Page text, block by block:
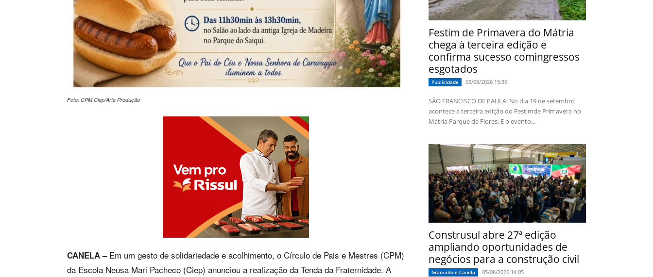
Foto: CPM Ciep/Arte Produção
CANELA – Em um gesto de solidariedade e acolhimento, o Círculo de Pais e Mestres (CPM)
da Escola Neusa Mari Pacheco (Ciep) anunciou a realização da Tenda da Fraternidade. A
Festim de Primavera do Mátria
chega à terceira edição e
confirma sucesso comingressos
esgotados
Publicidade 05/08/2026 15:36
SÃO FRANCISCO DE PAULA: No dia 19 de setembro
acontece a terceira edição do Festimde Primavera no
Mátria Parque de Flores. E o evento...
Construsul abre 27ª edição
ampliando oportunidades de
negócios para a construção civil
Gramado e Canela 05/08/2026 14:05